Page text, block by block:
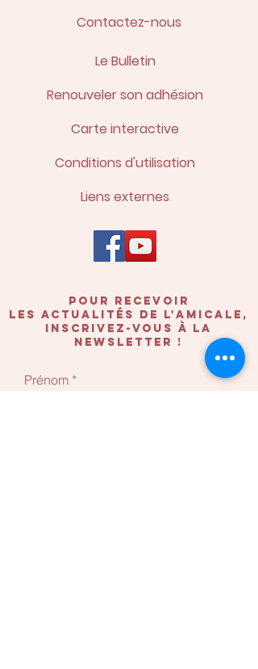
Contactez-nous
Le Bulletin
Renouveler son adhésion
Carte interactive
Conditions d'utilisation
Liens externes
POUR recevoir
les actualités de l'amicale,
inscrivez-vous à la
newsletter !
Prénom